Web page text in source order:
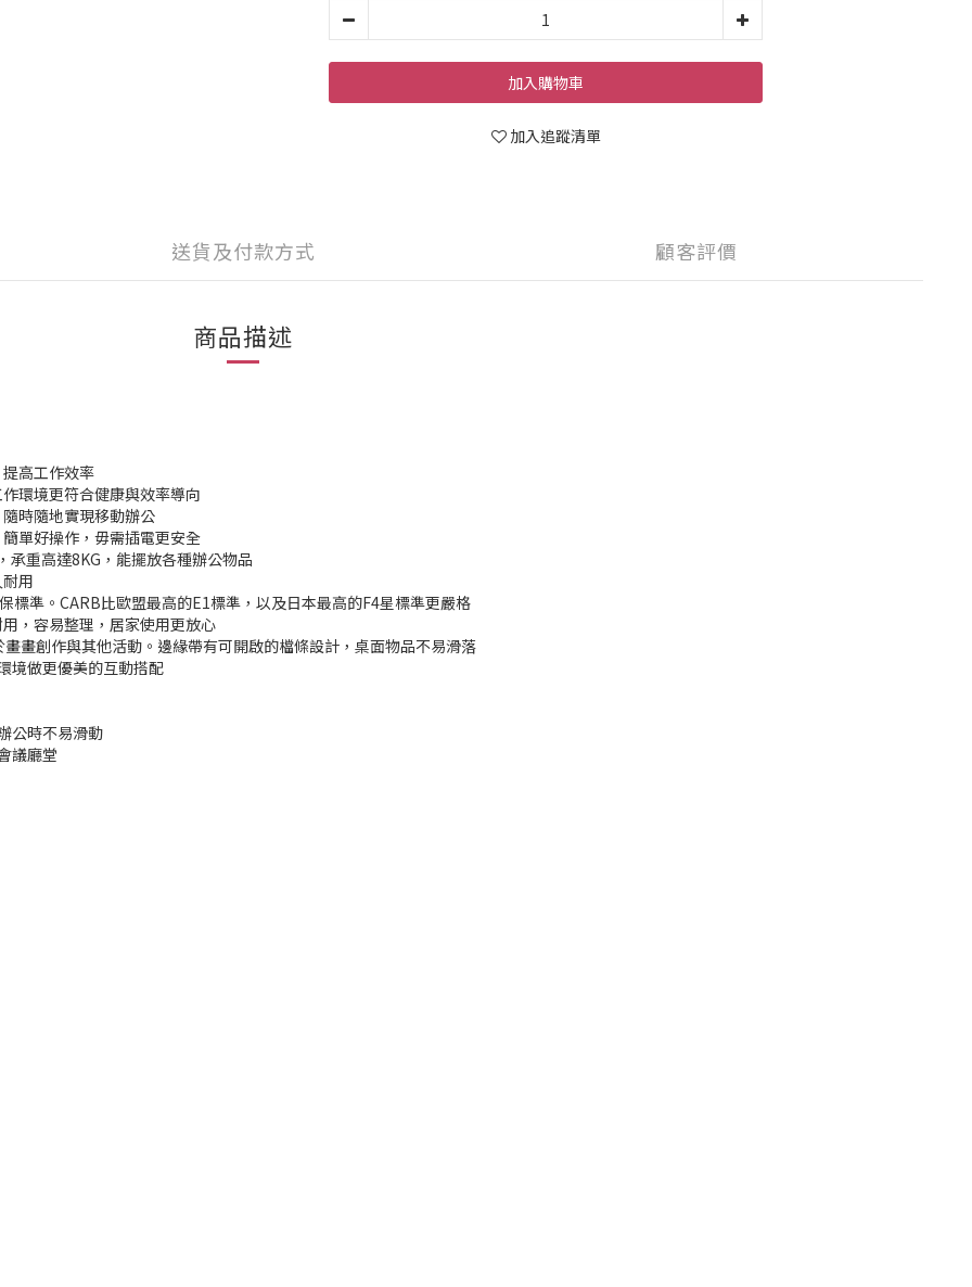
加入購物車
加入追蹤清單
送貨及付款方式 顧客評價
商品描述
高工作效率
環境更符合健康與效率導向
時隨地實現移動辦公
單好操作，毋需插電更安全
承重高達8KG，能擺放各種辦公物品
用
標準。CARB比歐盟最高的E1標準，以及日本最高的F4星標準更嚴格
，容易整理，居家使用更放心
畫創作與其他活動。邊緣帶有可開啟的檔條設計，桌面物品不易滑落
境做更優美的互動搭配
公時不易滑動
議廳堂